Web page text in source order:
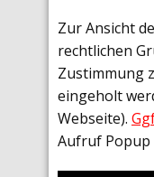
Zur Ansicht
rechtlichen
Zustimmung
eingeholt
Webseite).
Aufruf Popup